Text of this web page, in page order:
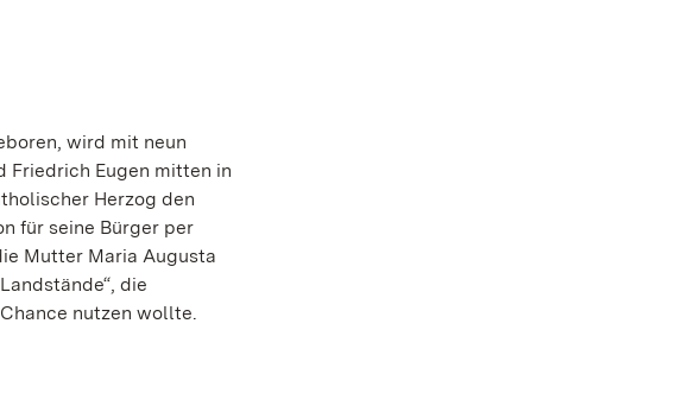
wird mit neun
Friedrich Eugen mitten in
Herzog den
für seine Bürger per
Mutter Maria Augusta
die
nutzen wollte.